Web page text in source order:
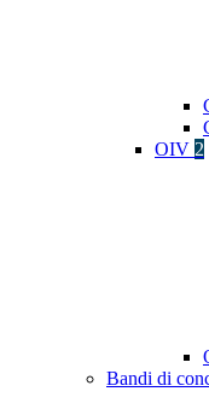
OIV 2
Bandi di